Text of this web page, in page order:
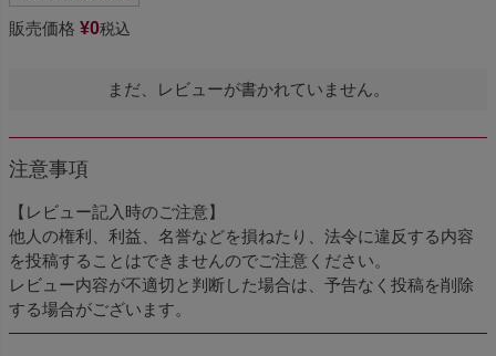
販売価格 ¥0税込
まだ、レビューが書かれていません。
注意事項
【レビュー記入時のご注意】
他人の権利、利益、名誉などを損ねたり、法令に違反する内容
を投稿することはできませんのでご注意ください。
レビュー内容が不適切と判断した場合は、予告なく投稿を削除
する場合がございます。